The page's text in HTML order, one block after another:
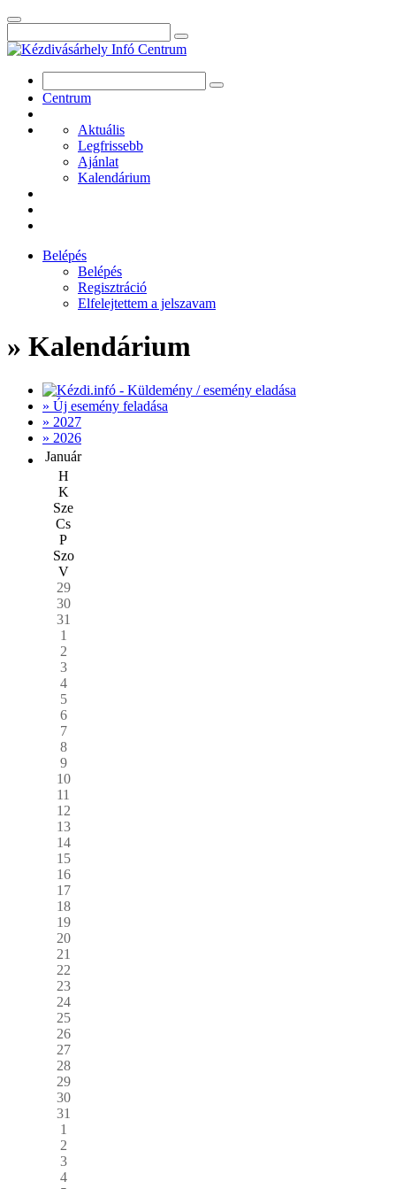
Centrum
Aktuális
Legfrissebb
Ajánlat
Kalendárium
Belépés
Belépés
Regisztráció
Elfelejtettem a jelszavam
» Kalendárium
» Új esemény feladása
» 2027
» 2026
Január
H
K
Sze
Cs
P
Szo
V
29
30
31
1
2
3
4
5
6
7
8
9
10
11
12
13
14
15
16
17
18
19
20
21
22
23
24
25
26
27
28
29
30
31
1
2
3
4